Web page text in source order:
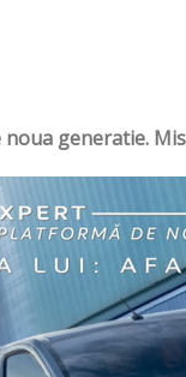
generatie.